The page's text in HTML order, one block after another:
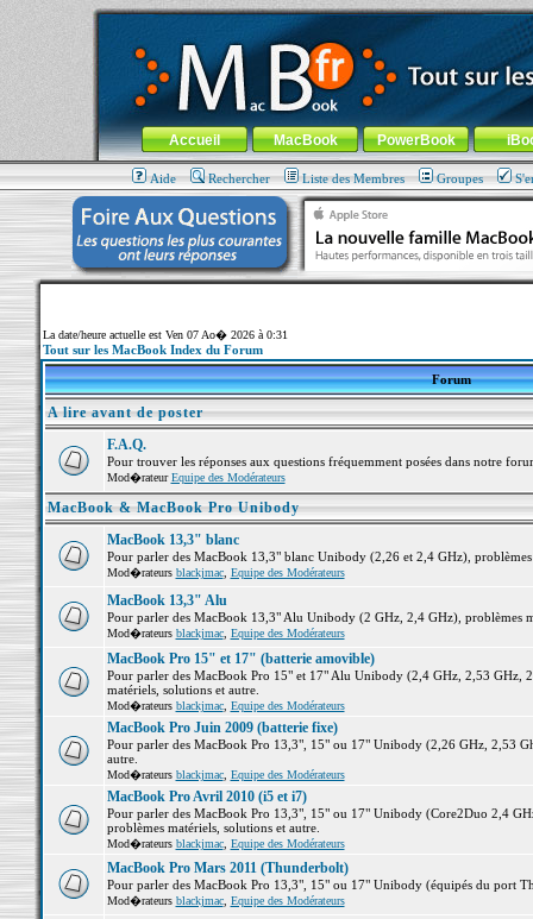
MacBook-fr.com : 100% Apple... 100% nomade !
Aller au contenu-Aller au menu général-Aller au menu de
Menu général
Accueil MacBook PowerBook
Aide Rechercher Liste des Membres Groupes
La date/heure actuelle est Ven 07 Ao� 2026 à 0:31
Tout sur les MacBook Index du Forum
Forum
A lire avant de poster
F.A.Q.
Pour trouver les réponses aux questions fréquemment posées dans notre
Mod�rateurEquipe des Modérateurs
MacBook & MacBook Pro Unibody
MacBook 13,3" blanc
Pour parler des MacBook 13,3" blanc Unibody (2,26 et 2,4 GHz),
Mod�rateurs blackjmac, Equipe des Modérateurs
MacBook 13,3" Alu
Pour parler des MacBook 13,3" Alu Unibody (2 GHz, 2,4 GHz), problèmes
Mod�rateurs blackjmac, Equipe des Modérateurs
MacBook Pro 15" et 17" (batterie amovible)
Pour parler des MacBook Pro 15" et 17" Alu Unibody (2,4 GHz, 2,53 GHz,
matériels, solutions et autre.
Mod�rateurs blackjmac, Equipe des Modérateurs
MacBook Pro Juin 2009 (batterie fixe)
Pour parler des MacBook Pro 13,3", 15" ou 17" Unibody (2,26 GHz, 2,53
autre.
Mod�rateurs blackjmac, Equipe des Modérateurs
MacBook Pro Avril 2010 (i5 et i7)
Pour parler des MacBook Pro 13,3", 15" ou 17" Unibody (Core2Duo 2,4
problèmes matériels, solutions et autre.
Mod�rateurs blackjmac, Equipe des Modérateurs
MacBook Pro Mars 2011 (Thunderbolt)
Pour parler des MacBook Pro 13,3", 15" ou 17" Unibody (équipés du port
Mod�rateurs blackjmac, Equipe des Modérateurs